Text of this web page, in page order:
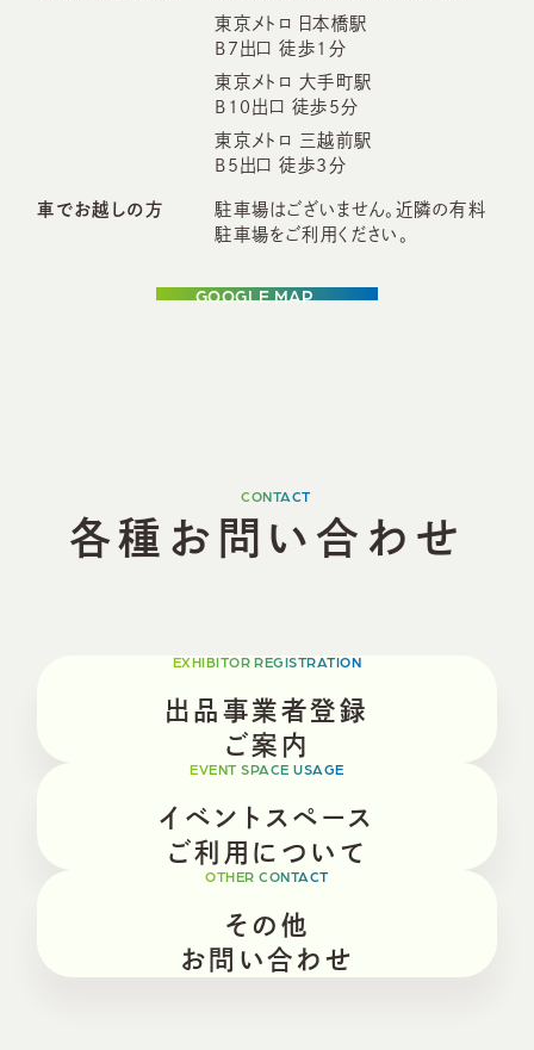
GOOGLE MAP
東京メトロ 日本橋駅
B7出口 徒歩1分
東京メトロ 大手町駅
B10出口 徒歩5分
東京メトロ 三越前駅
B5出口 徒歩3分
車でお越しの方 駐車場はございません。 近隣の有料
駐車場をご利用ください。
CONTACT
各種 お 問 い 合 わ せ
EXHIBITOR REGISTRATION
出品事業者登録
ご案内
EVENT SPACE USAGE
イベントスペース
ご利用について
OTHER CONTACT
その他
お問い合わせ